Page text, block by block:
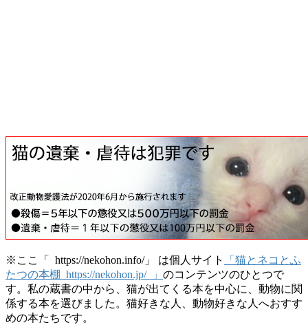
※ここ「 https://nekohon.info/」 は個人サイト
「猫とネコとふ
たつの本棚 https://nekohon.jp/ 」 のコンテンツのひとつで
す。私の蔵書の中から、猫が出てくる本を中心に、動物に関
係する本を選びました。猫好きな人、動物好きな人へおすす
めの本たちです。